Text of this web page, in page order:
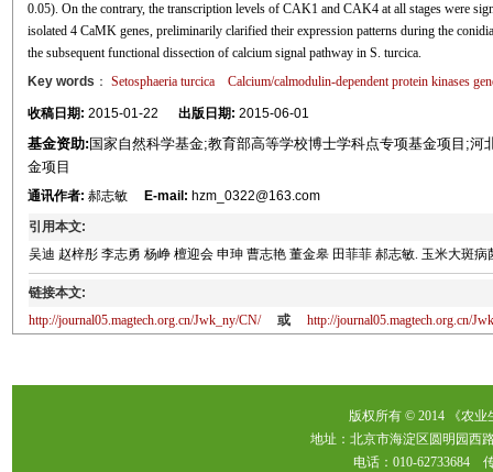
0.05). On the contrary, the transcription levels of CAK1 and CAK4 at all stages were
isolated 4 CaMK genes, preliminarily clarified their expression patterns during the
the subsequent functional dissection of calcium signal pathway in S. turcica.
Key words ： Setosphaeria turcica Calcium/calmodulin-dependent protein kinases
收稿日期: 2015-01-22 出版日期: 2015-06-01
基金资助: 国家自然科学基金;教育部高等学校博士学科点专项基金项目;
金项目
通讯作者: 郝志敏 E-mail: hzm_0322@163.com
引用本文:
吴迪 赵梓彤 李志勇 杨峥 檀迎会 申珅 曹志艳 董金皋 田菲菲 郝志敏. 玉米大斑
链接本文:
http://journal05.magtech.org.cn/Jwk_ny/CN/
或 http://journal05.magtech.org.cn/
版权所有 © 2014 《农
地址：北京市海淀区圆明园西
电话：010-62733684